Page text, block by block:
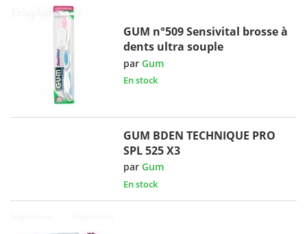
GUM n°509 Sensivital brosse à
dents ultra souple
parGum
En stock
GUM BDEN TECHNIQUE PRO
SPL 525 X3
parGum
En stock